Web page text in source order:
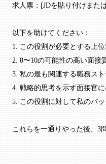
求人票：[JDを貼り付けまた
以下を助けてください：
1. この役割が必要とする上
2. 8〜10の可能性の高い面接
3. 私の最も関連する職務ス
4. 戦略的思考を示す面接官
5. この役割に対して私のバ
これらを一通りやった後、3